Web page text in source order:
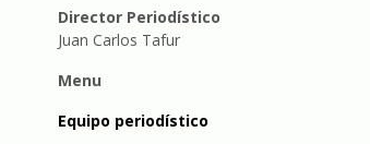
Director Periodístico
Juan Carlos Tafur
Menu
Equipo periodístico